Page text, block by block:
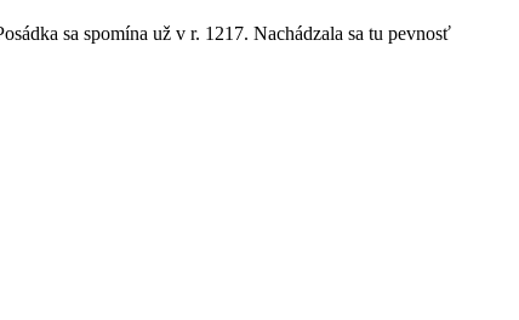
sa spomína už v r. 1217. Nachádzala sa tu pevnosť